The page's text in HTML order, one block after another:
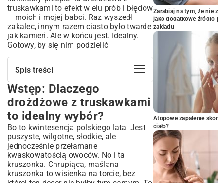
truskawkami to efekt wielu prób i błędów
– moich i mojej babci. Raz wyszedł
zakalec, innym razem ciasto było twarde
jak kamień. Ale w końcu jest. Idealny.
Gotowy, by się nim podzielić.
Spis treści
Wstęp: Dlaczego drożdżowe z
truskawkami to idealny wybór?
Klasyka, która nigdy się nie nudzi
Kiedy warto upiec ciasto drożdżowe z
truskawkami?
Składniki na perfekcyjne drożdżowe z
truskawkami
Co jest potrzebne do ciasta drożdżowego?
Jakie truskawki wybrać? Świeże czy
mrożone?
Wstęp: Dlaczego
drożdżowe z truskawkami
to idealny wybór?
Bo to kwintesencja polskiego lata! Jest
puszyste, wilgotne, słodkie, ale
jednocześnie przełamane
kwaskowatością owoców. No i ta
kruszonka. Chrupiąca, maślana
kruszonka to wisienka na torcie, bez
Zarabiaj na tym, że nie
jako dodatkowe
zakładu
Atopowe zapalenie
ciało?